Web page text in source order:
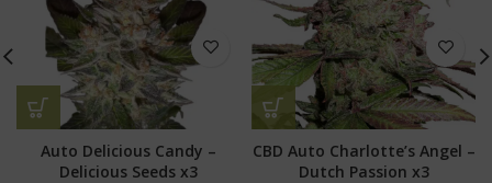
Auto Delicious Candy –
Delicious Seeds x3
CBD Auto Charlotte’s Angel –
Dutch Passion x3